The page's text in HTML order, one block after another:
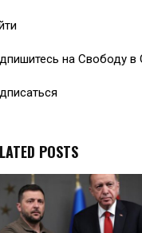
на Свободу в
POSTS